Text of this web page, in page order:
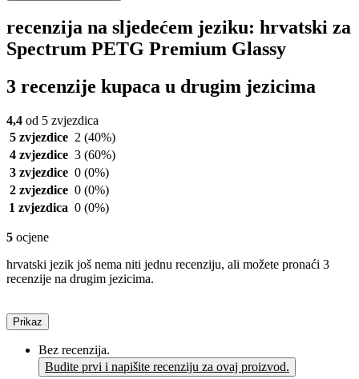
recenzija na sljedećem jeziku: hrvatski za
Spectrum PETG Premium Glassy
3 recenzije kupaca u drugim jezicima
4,4 od 5 zvjezdica
5 zvjezdice 2 (40%)
4 zvjezdice 3 (60%)
3 zvjezdice 0 (0%)
2 zvjezdice 0 (0%)
1 zvjezdica 0 (0%)
5 ocjene
hrvatski jezik još nema niti jednu recenziju, ali možete pronaći 3
recenzije na drugim jezicima.
Prikaz
Bez recenzija.
Budite prvi i napišite recenziju za ovaj proizvod.